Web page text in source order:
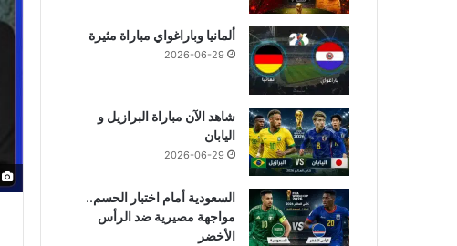
ألمانيا وباراغواي مباراة مثيرة
2026-06-29
شاهد الآن مباراة البرازيل و
اليابان
2026-06-29
السعودية أمام اختبار الحسم..
مواجهة مصيرية ضد الرأس
الأخضر